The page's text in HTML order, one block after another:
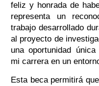
feliz y honrada de
representa un
trabajo desarrollado
al proyecto de
una oportunidad
mi carrera en un
Esta beca permitirá